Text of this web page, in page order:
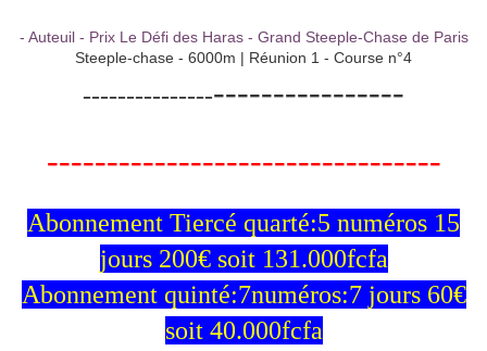
- Auteuil - Prix Le Défi des Haras - Grand Steeple-Chase de Paris
Steeple-chase - 6000m | Réunion 1 - Course n°4
-------------------------------
---------------------------------
Abonnement Tiercé quarté:5 numéros 15
jours 200€ soit 131.000fcfa
Abonnement quinté:7numéros:7 jours 60€
soit 40.000fcfa